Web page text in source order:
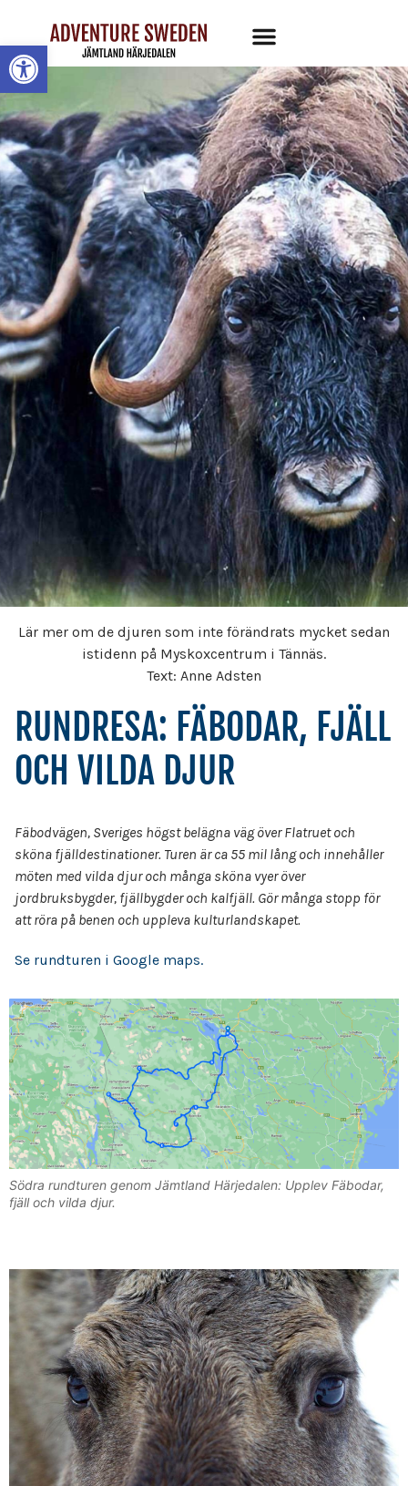
Öppna toolbar
Lär mer om de djuren som inte förändrats mycket sedan
istidenn på Myskoxcentrum i Tännäs.
Text: Anne Adsten
RUNDRESA: FÄBODAR, FJÄLL
OCH VILDA DJUR
Fäbodvägen, Sveriges högst belägna väg över Flatruet och
sköna fjälldestinationer. Turen är ca 55 mil lång och innehåller
möten med vilda djur och många sköna vyer över
jordbruksbygder, fjällbygder och kalfjäll. Gör många stopp för
att röra på benen och uppleva kulturlandskapet.
Se rundturen i Google maps.
Södra rundturen genom Jämtland Härjedalen: Upplev Fäbodar,
fjäll och vilda djur.